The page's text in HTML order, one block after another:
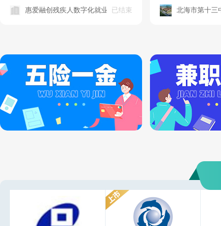
惠爱融创残疾人数字化就业（北海）基地
已结束 北海市第十三